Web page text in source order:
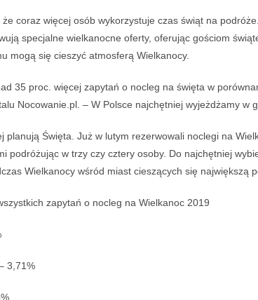
coraz więcej osób wykorzystuje czas świąt na
specjalne wielkanocne oferty, oferując gościom
mogą się cieszyć atmosferą Wielkanocy.
35 proc. więcej zapytań o nocleg na święta w
Nocowanie.pl. – W Polsce najchętniej wyjeżdżamy w
planują Święta. Już w lutym rezerwowali noclegi na
podróżując w trzy czy cztery osoby. Do najchętniej
Wielkanocy wśród miast cieszących się największą
zapytań o nocleg na Wielkanoc 2019
3,71%